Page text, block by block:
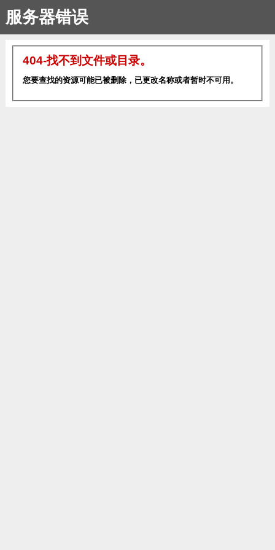
服务器错误
404-找不到文件或目录。
您要查找的资源可能已被删除，已更改名称或者暂时不可用。